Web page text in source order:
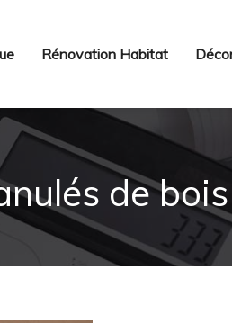
Rénovation Habitat
de bois